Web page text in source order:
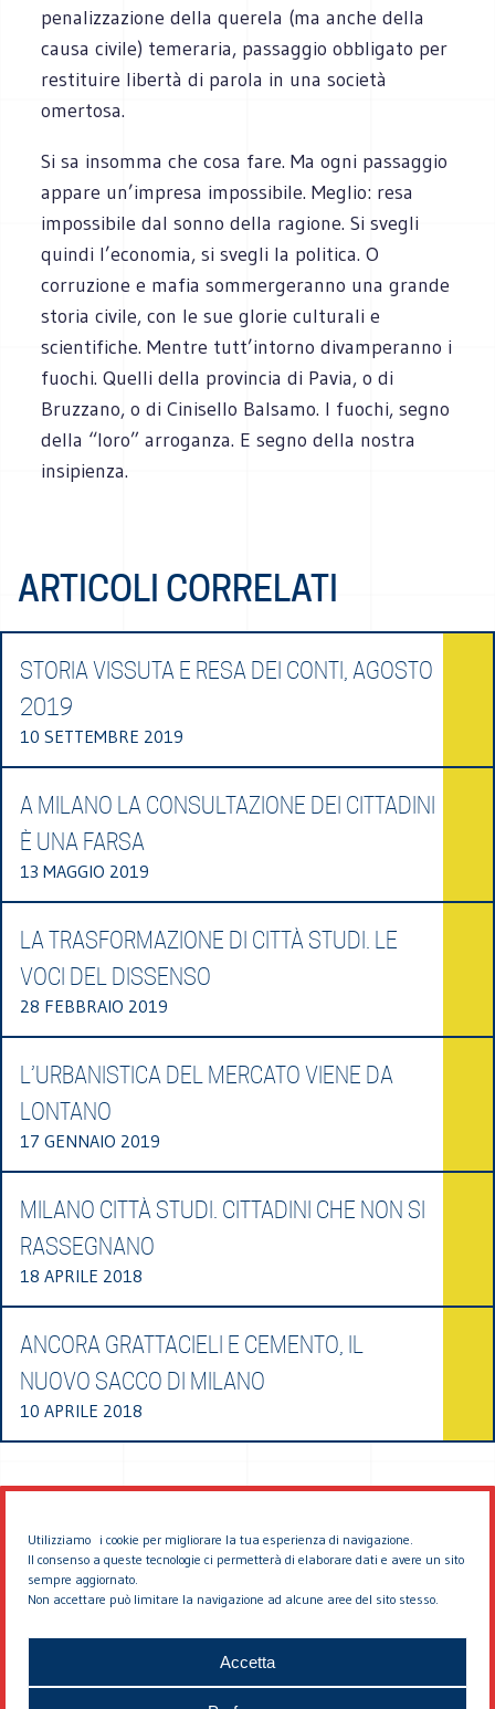
Utilizziamo i cookie per migliorare la tua esperienza di navigazione.
Il consenso a queste tecnologie ci permetterà di elaborare dati e avere un sito
sempre aggiornato.
Non accettare può limitare la navigazione ad alcune aree del sito stesso.
Accetta
penalizzazione della querela (ma anche della
causa civile) temeraria, passaggio obbligato per
restituire libertà di parola in una società
omertosa.
Si sa insomma che cosa fare. Ma ogni passaggio
appare un’impresa impossibile. Meglio: resa
impossibile dal sonno della ragione. Si svegli
quindi l’economia, si svegli la politica. O
corruzione e mafia sommergeranno una grande
storia civile, con le sue glorie culturali e
scientifiche. Mentre tutt’intorno divamperanno i
fuochi. Quelli della provincia di Pavia, o di
Bruzzano, o di Cinisello Balsamo. I fuochi, segno
della “loro” arroganza. E segno della nostra
insipienza.
ARTICOLI CORRELATI
STORIA VISSUTA E RESA DEI CONTI, AGOSTO
2019
10 SETTEMBRE 2019
A MILANO LA CONSULTAZIONE DEI CITTADINI
È UNA FARSA
13 MAGGIO 2019
LA TRASFORMAZIONE DI CITTÀ STUDI. LE
VOCI DEL DISSENSO
28 FEBBRAIO 2019
L’URBANISTICA DEL MERCATO VIENE DA
LONTANO
17 GENNAIO 2019
MILANO CITTÀ STUDI. CITTADINI CHE NON SI
RASSEGNANO
18 APRILE 2018
ANCORA GRATTACIELI E CEMENTO, IL
NUOVO SACCO DI MILANO
10 APRILE 2018
© 2026 EDDYBURG